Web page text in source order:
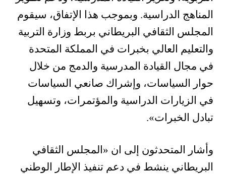
المناهج الدراسية. وبموجب هذا الإتفاق، سيقوم
المجلس الثقافي البريطاني بربط وزارة التربية
والتعليم العالي بخبرات في المملكة المتحدة
في مجال القيادة المدرسية والدمج من خلال
حوار السياسات، وإشراك صانعي السياسات
في الزيارات الدراسية والمؤتمرات، وتسهيل
تبادل الخبرات».
وأشار المتحدثون إلى ان «المجلس الثقافي
البريطاني ينشط في دعم تنفيذ الإطار الوطني